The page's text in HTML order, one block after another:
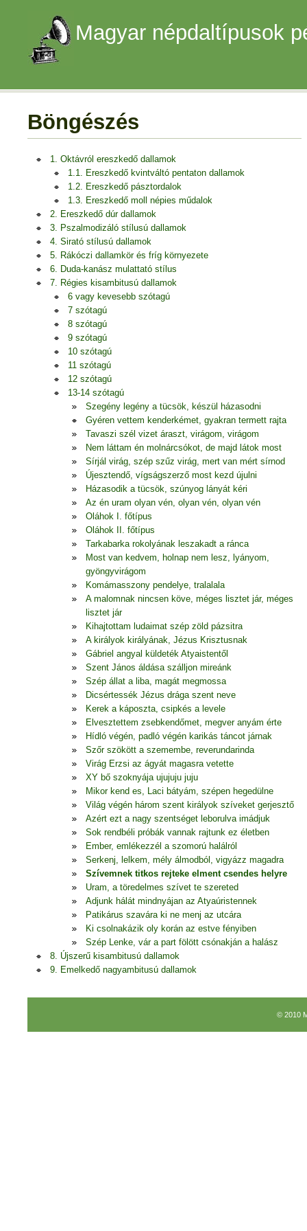
Magyar népdaltípusok
Böngészés
1. Oktávról ereszkedő dallamok
1.1. Ereszkedő kvintváltó pentaton dallamok
1.2. Ereszkedő pásztordalok
1.3. Ereszkedő moll népies műdalok
2. Ereszkedő dúr dallamok
3. Pszalmodizáló stílusú dallamok
4. Sirató stílusú dallamok
5. Rákóczi dallamkör és fríg környezete
6. Duda-kanász mulattató stílus
7. Régies kisambitusú dallamok
6 vagy kevesebb szótagú
7 szótagú
8 szótagú
9 szótagú
10 szótagú
11 szótagú
12 szótagú
13-14 szótagú
Szegény legény a tücsök, készül házasodni
Gyéren vettem kenderkémet, gyakran termett rajta
Tavaszi szél vizet áraszt, virágom, virágom
Nem láttam én molnárcsókot, de majd látok most
Sírjál virág, szép szűz virág, mert van mért sírnod
Újesztendő, vígságszerző most kezd újulni
Házasodik a tücsök, szúnyog lányát kéri
Az én uram olyan vén, olyan vén, olyan vén
Oláhok I. főtípus
Oláhok II. főtípus
Tarkabarka rokolyának leszakadt a ránca
Most van kedvem, holnap nem lesz, lyányom,
gyöngyvirágom
Komámasszony pendelye, tralalala
A malomnak nincsen köve, méges lisztet jár, méges
lisztet jár
Kihajtottam ludaimat szép zöld pázsitra
A királyok királyának, Jézus Krisztusnak
Gábriel angyal küldeték Atyaistentől
Szent János áldása szálljon mireánk
Szép állat a liba, magát megmossa
Dicsértessék Jézus drága szent neve
Kerek a káposzta, csipkés a levele
Elvesztettem zsebkendőmet, megver anyám érte
Hídló végén, padló végén karikás táncot járnak
Szőr szökött a szemembe, reverundarinda
Virág Erzsi az ágyát magasra vetette
XY bő szoknyája ujujuju juju
Mikor kend es, Laci bátyám, szépen hegedülne
Világ végén három szent királyok szíveket gerjesztő
Azért ezt a nagy szentséget leborulva imádjuk
Sok rendbéli próbák vannak rajtunk ez életben
Ember, emlékezzél a szomorú halálról
Serkenj, lelkem, mély álmodból, vigyázz magadra
Szívemnek titkos rejteke elment csendes helyre
Uram, a töredelmes szívet te szereted
Adjunk hálát mindnyájan az Atyaúristennek
Patikárus szavára ki ne menj az utcára
Ki csolnakázik oly korán az estve fényiben
Szép Lenke, vár a part fölött csónakján a halász
8. Újszerű kisambitusú dallamok
9. Emelkedő nagyambitusú dallamok
© 2010